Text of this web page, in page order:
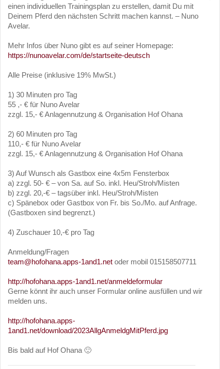
einen individuellen Trainingsplan zu erstellen, damit Du mit
Deinem Pferd den nächsten Schritt machen kannst. – Nuno
Avelar.
Mehr Infos über Nuno gibt es auf seiner Homepage:
https://nunoavelar.com/de/startseite-deutsch
Alle Preise (inklusive 19% MwSt.)
1) 30 Minuten pro Tag
55 ,- € für Nuno Avelar
zzgl. 15,- € Anlagennutzung & Organisation Hof Ohana
2) 60 Minuten pro Tag
110,- € für Nuno Avelar
zzgl. 15,- € Anlagennutzung & Organisation Hof Ohana
3) Auf Wunsch als Gastbox eine 4x5m Fensterbox
a) zzgl. 50- € – von Sa. auf So. inkl. Heu/Stroh/Misten
b) zzgl. 20,-€ – tagsüber inkl. Heu/Stroh/Misten
c) Spänebox oder Gastbox von Fr. bis So./Mo. auf Anfrage.
(Gastboxen sind begrenzt.)
4) Zuschauer 10,-€ pro Tag
Anmeldung/Fragen
team@hofohana.apps-1and1.net oder mobil 015158507711
http://hofohana.apps-1and1.net/anmeldeformular
Gerne könnt ihr auch unser Formular online ausfüllen und wir
melden uns.
http://hofohana.apps-
1and1.net/download/2023AllgAnmeldgMitPferd.jpg
Bis bald auf Hof Ohana 🙂